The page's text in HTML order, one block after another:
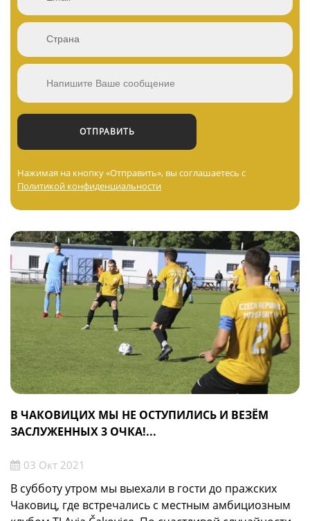
Нажимая на кнопку «Отправить», вы соглашаетесь с
Политикой конфиденциальности
В ЧАКОВИЦИХ МЫ НЕ ОСТУПИЛИСЬ И ВЕЗЁМ
ЗАСЛУЖЕННЫХ 3 ОЧКА!...
03 Окт 2021
В субботу утром мы выехали в гости до пражских
Чаковиц, где встречались с местным амбициозным